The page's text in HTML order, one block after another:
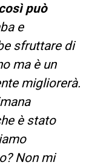
può
e
sfruttare di
ma è un
migliorerà.
è stato
Non mi